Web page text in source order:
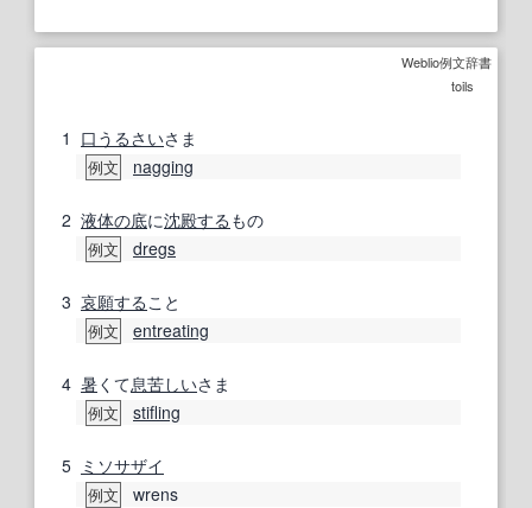
Weblio例文辞書
toils
1 口うるさいさま
例文 nagging
2 液体の底に沈殿する もの
例文 dregs
3 哀願すること
例文 entreating
4 暑くて息苦しいさま
例文 stifling
5 ミソサザイ
例文 wrens